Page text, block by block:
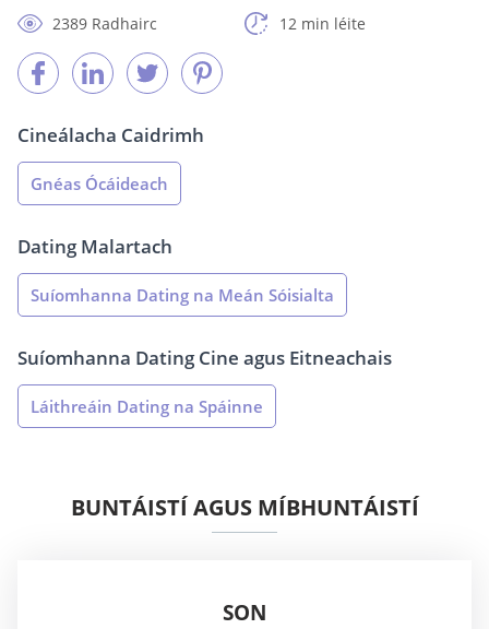
2389 Radhairc
12 min léite
Cineálacha Caidrimh
Gnéas Ócáideach
Dating Malartach
Suíomhanna Dating na Meán Sóisialta
Suíomhanna Dating Cine agus Eitneachais
Láithreáin Dating na Spáinne
BUNTÁISTÍ AGUS MÍBHUNTÁISTÍ
SON